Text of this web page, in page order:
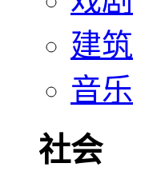
建筑
音乐
社会